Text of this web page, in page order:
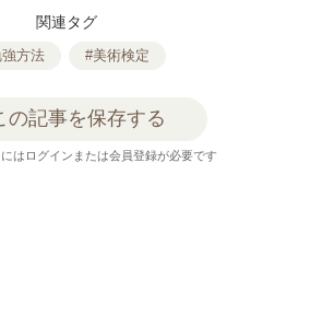
関連タグ
方法 #美術検定
の記事を保存する
はログインまたは会員登録が必要です